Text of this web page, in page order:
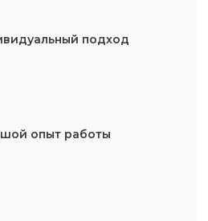
подход
опыт работы